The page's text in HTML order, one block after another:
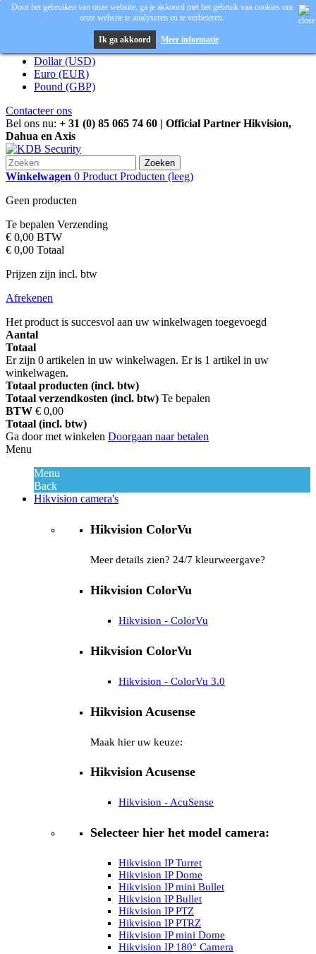
Dollar (USD)
Euro (EUR)
Pound (GBP)
Contacteer ons
Bel ons nu: + 31 (0) 85 065 74 60 | Official Partner Hikvision,
Dahua en Axis
Zoeken
Winkelwagen 0 Product Producten (leeg)
Geen producten
Te bepalen Verzending
€ 0,00 BTW
€ 0,00 Totaal
Prijzen zijn incl. btw
Afrekenen
Het product is succesvol aan uw winkelwagen toegevoegd
Aantal
Totaal
Er zijn 0 artikelen in uw winkelwagen. Er is 1 artikel in uw
winkelwagen.
Totaal producten (incl. btw)
Totaal verzendkosten (incl. btw) Te bepalen
BTW € 0,00
Totaal (incl. btw)
Ga door met winkelen Doorgaan naar betalen
Door het gebruiken van onze website, ga je akkoord met het gebruik van cookies om
onze website te analyseren en te verbeteren.
Ik ga akkoord Meer informatie
Menu
Menu
Back
Hikvision camera's
Hikvision ColorVu
Meer details zien? 24/7 kleurweergave?
Hikvision ColorVu
Hikvision - ColorVu
Hikvision ColorVu
Hikvision - ColorVu 3.0
Hikvision Acusense
Maak hier uw keuze:
Hikvision Acusense
Hikvision - AcuSense
Selecteer hier het model camera:
Hikvision IP Turret
Hikvision IP Dome
Hikvision IP mini Bullet
Hikvision IP Bullet
Hikvision IP PTZ
Hikvision IP PTRZ
Hikvision IP mini Dome
Hikvision IP 180° Camera